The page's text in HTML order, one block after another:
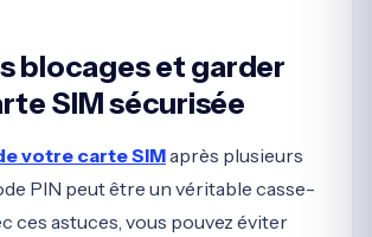
blocages et garder
SIM sécurisée
votre carte SIMaprès plusieurs
PIN peut être un véritable casse-
ces astuces, vous pouvez éviter